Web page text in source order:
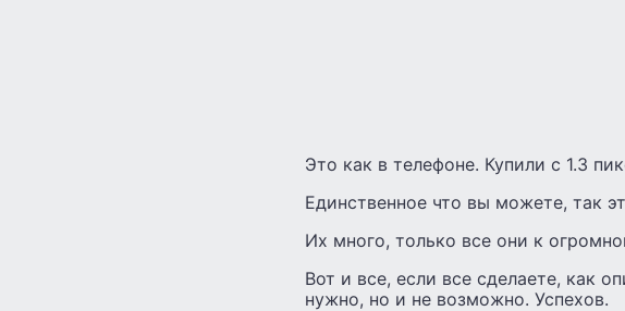
Это как в телефоне. Купили с 1.3
Единственное что вы можете, так
Их много, только все они к
Вот и все, если все сделаете, как
нужно, но и не возможно. Успехов.